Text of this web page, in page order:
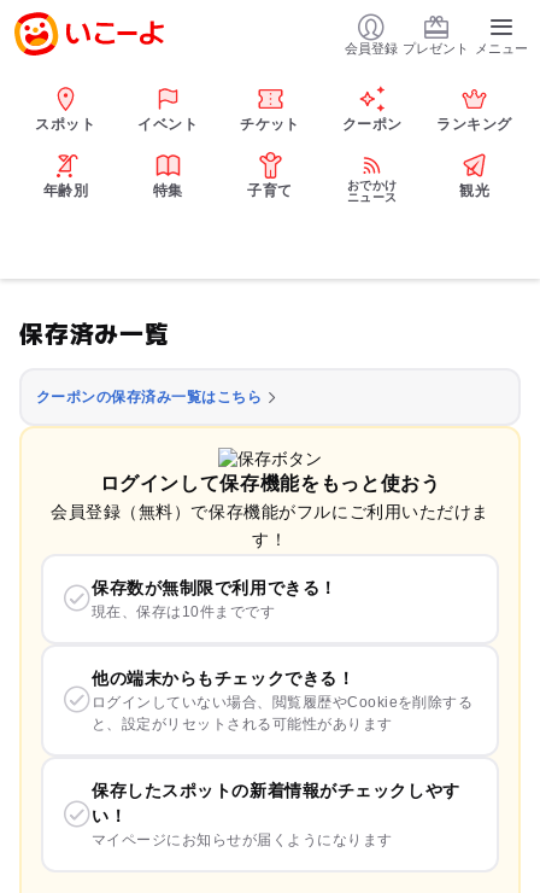
会員登録 プレゼント メニュー
スポット イベント チケット クーポン ランキング
年齢別 特集 子育て
おでかけ
ニュース
観光
保存済み一覧
クーポンの保存済み一覧はこちら
ログインして保存機能をもっと使おう
会員登録（無料）で保存機能がフルにご利用いただけま
す！
保存数が無制限で利用できる！
現在、保存は10件までです
他の端末からもチェックできる！
ログインしていない場合、閲覧履歴やCookieを削除する
と、設定がリセットされる可能性があります
保存したスポットの新着情報がチェックしやす
い！
マイページにお知らせが届くようになります